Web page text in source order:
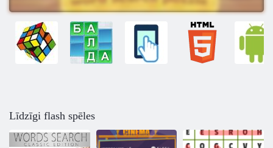
Līdzīgi flash spēles